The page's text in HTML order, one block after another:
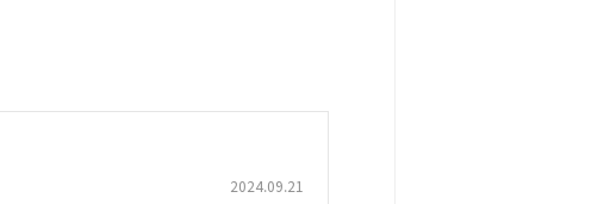
2024.09.21